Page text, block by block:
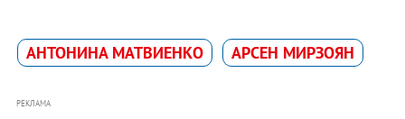
АНТОНИНА МАТВИЕНКО АРСЕН МИРЗОЯН
РЕКЛАМА